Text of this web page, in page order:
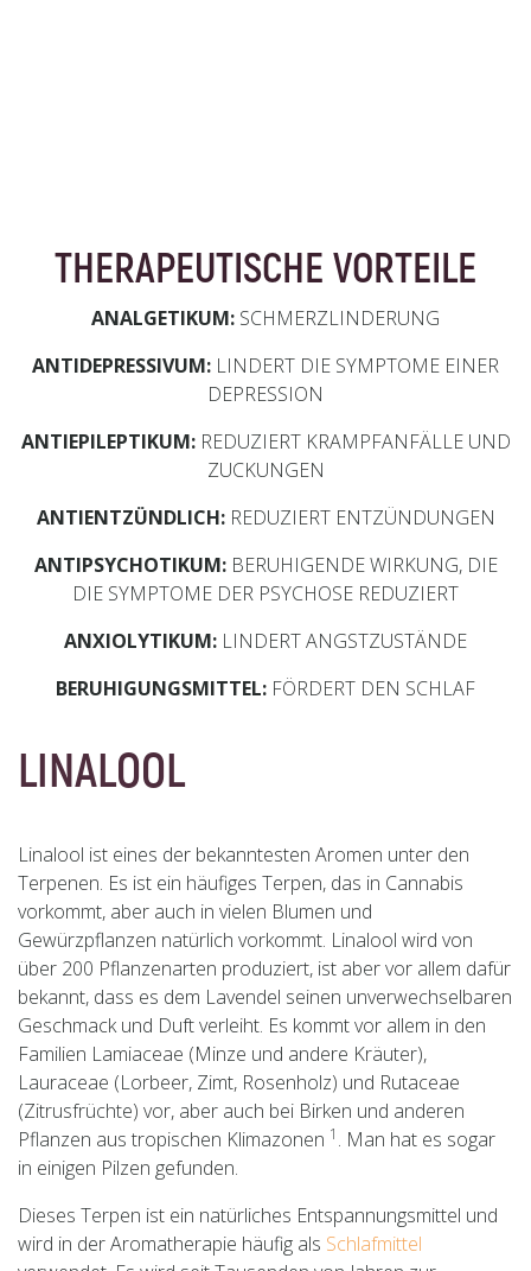
LINALOOL
Linalool ist eines der bekanntesten Aromen unter den
Terpenen. Es ist ein häufiges Terpen, das in Cannabis
vorkommt, aber auch in vielen Blumen und
Gewürzpflanzen natürlich vorkommt. Linalool wird von
über 200 Pflanzenarten produziert, ist aber vor allem dafür
bekannt, dass es dem Lavendel seinen unverwechselbaren
Geschmack und Duft verleiht. Es kommt vor allem in den
Familien Lamiaceae (Minze und andere Kräuter),
Lauraceae (Lorbeer, Zimt, Rosenholz) und Rutaceae
(Zitrusfrüchte) vor, aber auch bei Birken und anderen
Pflanzen aus tropischen Klimazonen 1 . Man hat es sogar
in einigen Pilzen gefunden.
Dieses Terpen ist ein natürliches Entspannungsmittel und
wird in der Aromatherapie häufig als Schlafmittel
THERAPEUTISCHE VORTEILE
ANALGETIKUM: SCHMERZLINDERUNG
ANTIDEPRESSIVUM: LINDERT DIE SYMPTOME EINER
DEPRESSION
ANTIEPILEPTIKUM:REDUZIERT KRAMPFANFÄLLE UND
ZUCKUNGEN
ANTIENTZÜNDLICH:REDUZIERT ENTZÜNDUNGEN
ANTIPSYCHOTIKUM:BERUHIGENDE WIRKUNG, DIE
DIE SYMPTOME DER PSYCHOSE REDUZIERT
ANXIOLYTIKUM: LINDERT ANGSTZUSTÄNDE
BERUHIGUNGSMITTEL: FÖRDERT DEN SCHLAF